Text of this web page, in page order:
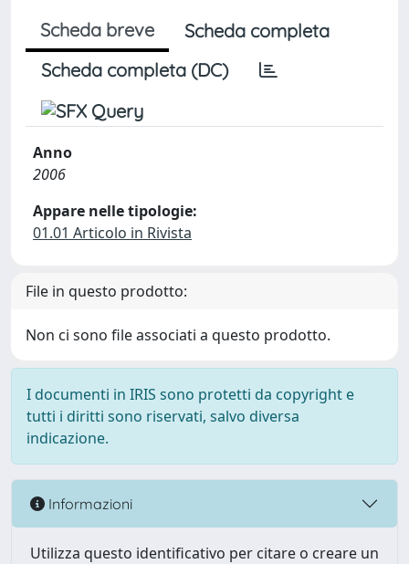
Scheda breve
Scheda completa
Scheda completa (DC)
Anno
2006
Appare nelle tipologie:
01.01 Articolo in Rivista
File in questo prodotto:
Non ci sono file associati a questo prodotto.
I documenti in IRIS sono protetti da copyright e
tutti i diritti sono riservati, salvo diversa
indicazione.
Informazioni
Utilizza questo identificativo per citare o creare un